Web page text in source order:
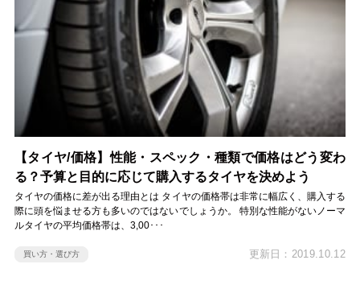
【タイヤ/価格】性能・スペック・種類で価格はどう変わ
る？予算と目的に応じて購入するタイヤを決めよう
タイヤの価格に差が出る理由とは タイヤの価格帯は非常に幅広く、購入する
際に頭を悩ませる方も多いのではないでしょうか。 特別な性能がないノーマ
ルタイヤの平均価格帯は、3,00･･･
買い方・選び方 更新日：2019.10.12